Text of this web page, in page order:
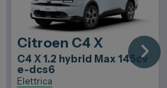
Citroen C4 X
C4 X 1.2 hybrid Max 145cv
e-dcs6
Elettrica